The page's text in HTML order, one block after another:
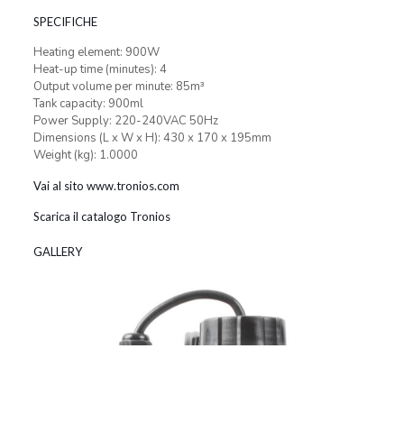
SPECIFICHE
Heating element: 900W
Heat-up time (minutes): 4
Output volume per minute: 85m³
Tank capacity: 900ml
Power Supply: 220-240VAC 50Hz
Dimensions (L x W x H): 430 x 170 x 195mm
Weight (kg): 1.0000
Vai al sito www.tronios.com
Scarica il catalogo Tronios
GALLERY